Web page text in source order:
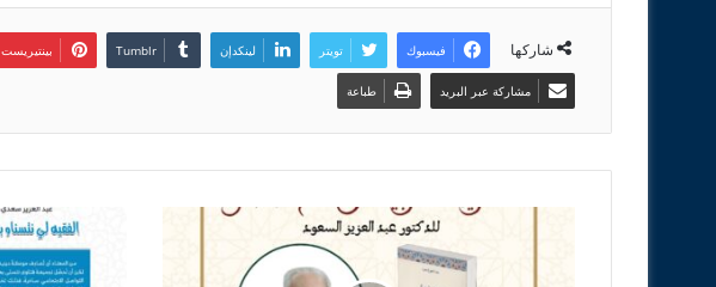
شاركها فيسبوك تويتر لينكدإن بينتيريست
مشاركة عبر البريد طباعة